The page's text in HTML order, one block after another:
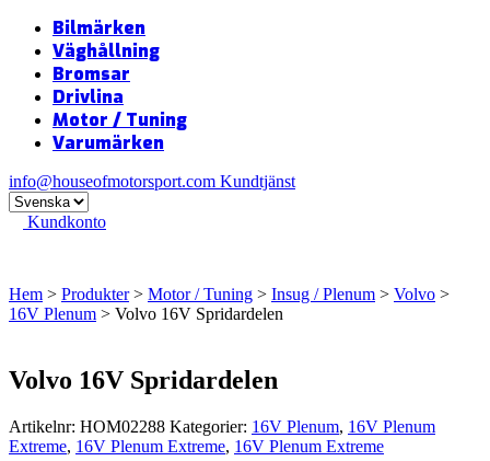
Bilmärken
Väghållning
Bromsar
Drivlina
Motor / Tuning
Varumärken
info@houseofmotorsport.com Kundtjänst
Kundkonto
Hem > Produkter> Motor / Tuning > Insug / Plenum > Volvo >
16V Plenum > Volvo 16V Spridardelen
Volvo 16V Spridardelen
Artikelnr: HOM02288 Kategorier: 16V Plenum, 16V Plenum
Extreme, 16V Plenum Extreme, 16V Plenum Extreme